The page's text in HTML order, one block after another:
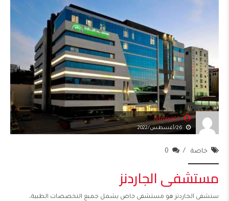
adminJCS
26/أغسطس/2022
خاصة 0
مستشفى الجاردنز
ستشفى الجاردنز هو مستشفى خاص يشمل جميع التخصصات الطبية،